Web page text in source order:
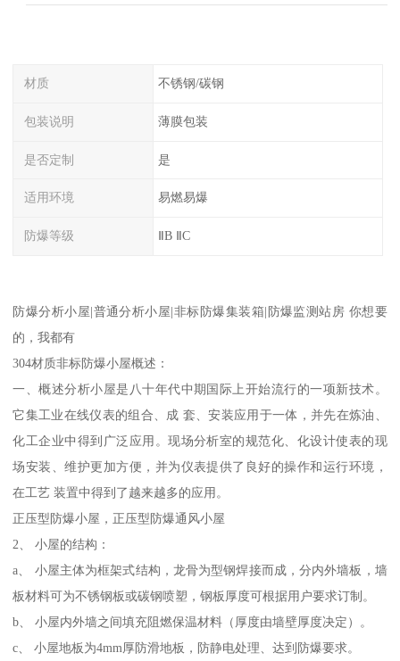
材质 不锈钢/碳钢
包装说明 薄膜包装
是否定制 是
适用环境 易燃易爆
防爆等级 ⅡB ⅡC
防爆分析小屋|普通分析小屋|非标防爆集装箱|防爆监测站房 你想要
的，我都有
304材质非标防爆小屋概述：
一、概述分析小屋是八十年代中期国际上开始流行的一项新技术。
它集工业在线仪表的组合、成 套、安装应用于一体，并先在炼油、
化工企业中得到广泛应用。现场分析室的规范化、化设计使表的现
场安装、维护更加方便，并为仪表提供了良好的操作和运行环境，
在工艺 装置中得到了越来越多的应用。
正压型防爆小屋，正压型防爆通风小屋
2、 小屋的结构：
a、 小屋主体为框架式结构，龙骨为型钢焊接而成，分内外墙板，墙
板材料可为不锈钢板或碳钢喷塑，钢板厚度可根据用户要求订制。
b、 小屋内外墙之间填充阻燃保温材料（厚度由墙壁厚度决定）。
c、 小屋地板为4mm厚防滑地板，防静电处理、达到防爆要求。